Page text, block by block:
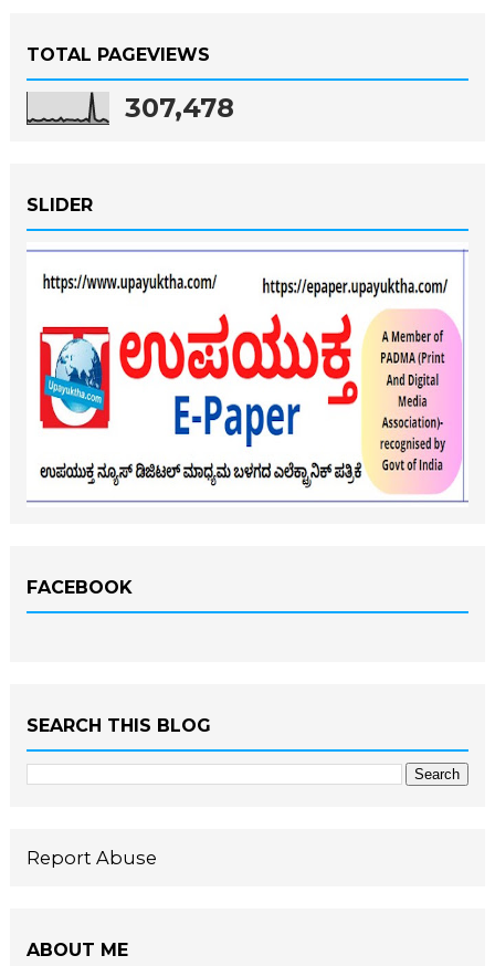
TOTAL PAGEVIEWS
307,478
SLIDER
FACEBOOK
SEARCH THIS BLOG
Report Abuse
ABOUT ME